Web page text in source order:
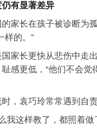
有显著差异
家长在孩子被诊断为
样的。”
家长更快从悲伤中走
感更低，“他们不会觉
，袁巧玲常常遇到自
我这样教了，都照着